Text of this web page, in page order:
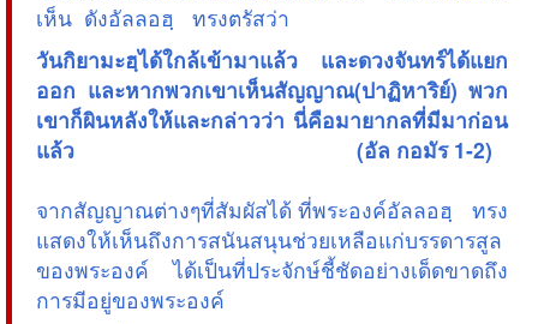
เห็น ดังอัลลอฮฺ ทรงตรัสว่า
วันกิยามะฮฺได้ใกล้เข้ามาแล้ว และดวงจันทร์ได้แยก
ออก และหากพวกเขาเห็นสัญญาณ(ปาฏิหาริย์) พวก
เขาก็ผินหลังให้และกล่าวว่า นี่คือมายากลที่มีมาก่อน
แล้ว (อัล กอมัร 1-2)
จากสัญญาณต่างๆที่สัมผัสได้ ที่พระองค์อัลลอฮฺ ทรง
แสดงให้เห็นถึงการสนันสนุนช่วยเหลือแก่บรรดารสูล
ของพระองค์ ได้เป็นที่ประจักษ์ชี้ชัดอย่างเด็ดขาดถึง
การมีอยู่ของพระองค์